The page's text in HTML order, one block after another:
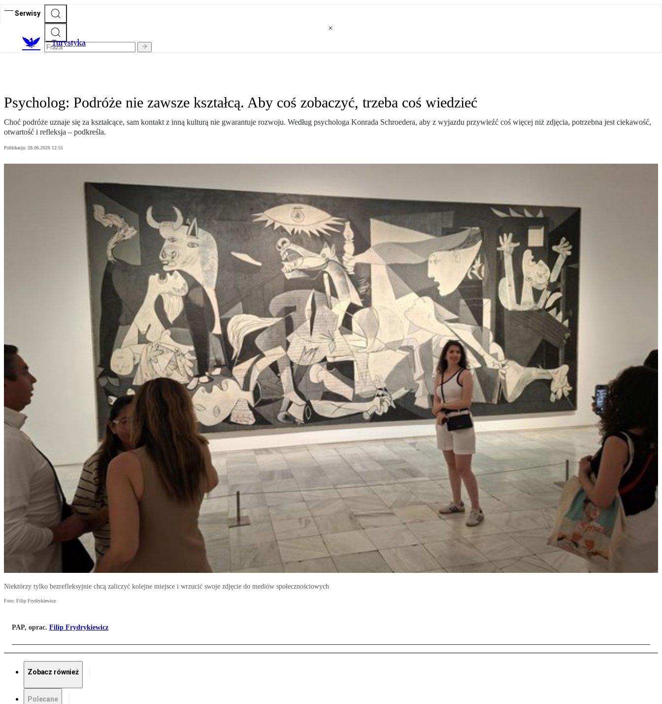
Serwisy
Turystyka
Psycholog: Podróże nie zawsze kształcą. Aby coś zobaczyć, trzeba coś wiedzieć
Choć podróże uznaje się za kształcące, sam kontakt z inną kulturą nie gwarantuje rozwoju. Według psychologa Konrada Schroedera, aby z wyjazdu przywieźć coś więcej niż zdjęcia, potrzebna jest ciekawość,
otwartość i refleksja – podkreśla.
Publikacja: 28.06.2026 12:55
Niektórzy tylko bezrefleksyjnie chcą zaliczyć kolejne miejsce i wrzucić swoje zdjęcie do mediów społecznościowych
Foto: Filip Frydrykiewicz
PAP, oprac. Filip Frydrykiewicz
Zobacz również
Polecane